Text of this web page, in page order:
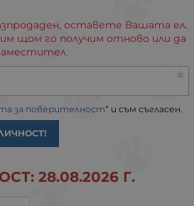
оставете Вашата ел.
щом го получим отново или да
за поверителност“ и съм съгласен.
28.08.2026 Г.